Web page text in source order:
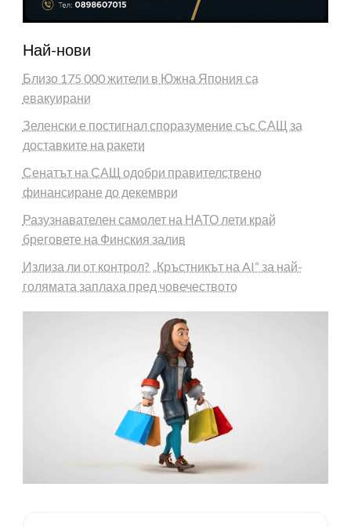
Най-нови
Близо 175 000 жители в Южна Япония са
евакуирани
Зеленски е постигнал споразумение със САЩ за
доставките на ракети
Сенатът на САЩ одобри правителствено
финансиране до декември
Разузнавателен самолет на НАТО лети край
бреговете на Финския залив
Излиза ли от контрол? „Кръстникът на AI“ за най-
голямата заплаха пред човечеството